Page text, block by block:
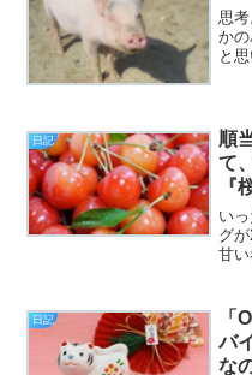
思
か
と
し
日記
順
て
『
い
グ
甘
次
場
日記
「
バ
な